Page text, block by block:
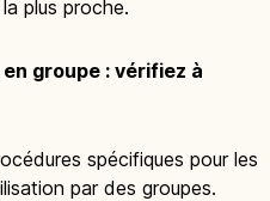
plus proche.
groupe : vérifiez à
spécifiques pour les
par des groupes.